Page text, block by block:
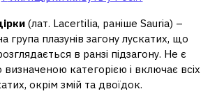
(лат. Lacertilia, раніше Sauria) –
група плазунів загону лускатих, що
в ранзі підзагону. Не є
визначеною категорією і включає всіх
окрім змій та двоїдок.